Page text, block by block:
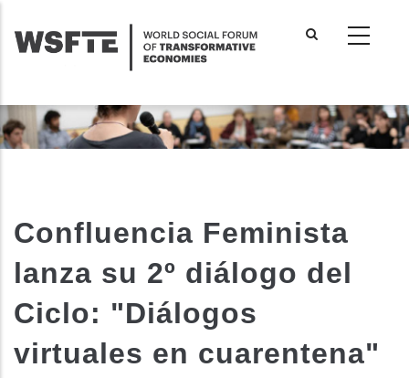
main
Confluencia Feminista
lanza su 2º diálogo del
Ciclo: "Diálogos
virtuales en cuarentena"